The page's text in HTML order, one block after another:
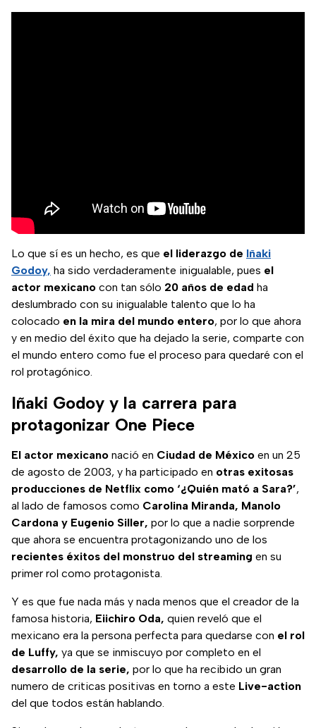
Lo que sí es un hecho, es que el liderazgo de Iñaki
Godoy, ha sido verdaderamente inigualable, pues el
actor mexicano con tan sólo 20 años de edad ha
deslumbrado con su inigualable talento que lo ha
colocado en la mira del mundo entero, por lo que ahora
y en medio del éxito que ha dejado la serie, comparte con
el mundo entero como fue el proceso para quedaré con el
rol protagónico.
Iñaki Godoy y la carrera para
protagonizar One Piece
El actor mexicano nació en Ciudad de México en un 25
de agosto de 2003, y ha participado en otras exitosas
producciones de Netflix como ‘¿Quién mató a Sara?’,
al lado de famosos como Carolina Miranda, Manolo
Cardona y Eugenio Siller, por lo que a nadie sorprende
que ahora se encuentra protagonizando uno de los
recientes éxitos del monstruo del streaming en su
primer rol como protagonista.
Y es que fue nada más y nada menos que el creador de la
famosa historia, Eiichiro Oda, quien reveló que el
mexicano era la persona perfecta para quedarse con el rol
de Luffy, ya que se inmiscuyo por completo en el
desarrollo de la serie, por lo que ha recibido un gran
numero de criticas positivas en torno a este Live-action
del que todos están hablando.